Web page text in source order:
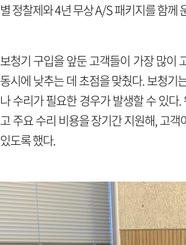
별 정찰제와 4년 무상 A/S 패키지를 함께
보청기 구입을 앞둔 고객들이 가장 많이
동시에 낮추는 데 초점을 맞췄다. 보청기
나 수리가 필요한 경우가 발생할 수 있
고 주요 수리 비용을 장기간 지원해, 고
있도록 했다.